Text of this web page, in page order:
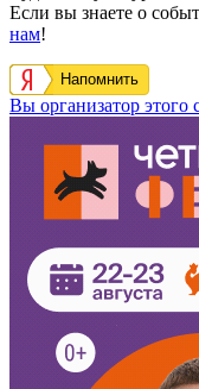
Если вы знаете о
нам!
Напомнить
Вы организатор этого